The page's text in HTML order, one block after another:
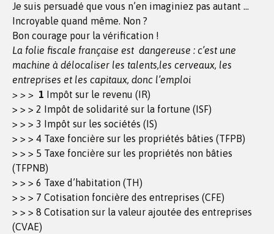
Je suis persuadé que vous n’en imaginiez pas autant …
Incroyable quand même. Non ?
Bon courage pour la vérification !
La folie fiscale française est dangereuse : c’est une
machine à délocaliser les talents,les cerveaux, les
entreprises et les capitaux, donc l’emploi
> > > 1 Impôt sur le revenu (IR)
> > > 2 Impôt de solidarité sur la fortune (ISF)
> > > 3 Impôt sur les sociétés (IS)
> > > 4 Taxe foncière sur les propriétés bâties (TFPB)
> > > 5 Taxe foncière sur les propriétés non bâties
(TFPNB)
> > > 6 Taxe d’habitation (TH)
> > > 7 Cotisation foncière des entreprises (CFE)
> > > 8 Cotisation sur la valeur ajoutée des entreprises
(CVAE)